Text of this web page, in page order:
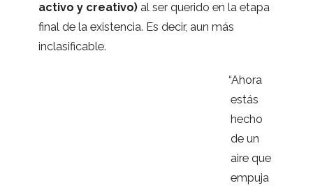
activo y crea­tivo)al ser que­rido en la etapa
final de la exis­ten­cia. Es decir, aun más
inclasificable.
“Ahora
estás
hecho
de un
aire que
empuja